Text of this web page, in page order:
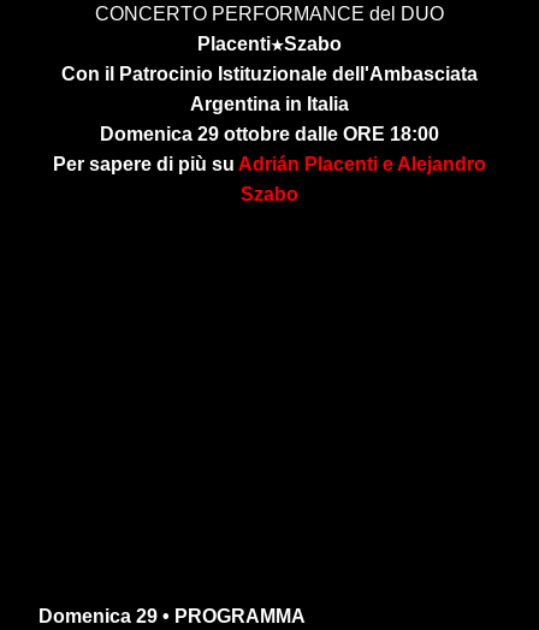
CONCERTO PERFORMANCE del DUO
Placenti★Szabo
Con il Patrocinio Istituzionale dell'Ambasciata
Argentina in Italia
Domenica 29 ottobre dalle ORE 18:00
Per sapere di più su Adrián Placenti e Alejandro
Szabo
Domenica 29 • PROGRAMMA